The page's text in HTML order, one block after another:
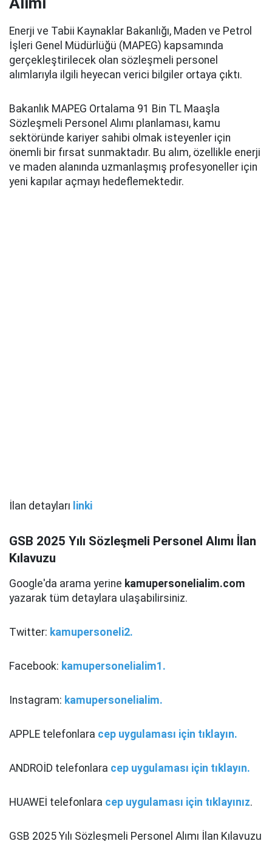
Enerji ve Tabii Kaynaklar Bakanlığı, Maden ve Petrol
İşleri Genel Müdürlüğü (MAPEG) kapsamında
gerçekleştirilecek olan sözleşmeli personel
alımlarıyla ilgili heyecan verici bilgiler ortaya çıktı.
Bakanlık MAPEG Ortalama 91 Bin TL Maaşla
Sözleşmeli Personel Alımı planlaması, kamu
sektöründe kariyer sahibi olmak isteyenler için
önemli bir fırsat sunmaktadır. Bu alım, özellikle enerji
ve maden alanında uzmanlaşmış profesyoneller için
yeni kapılar açmayı hedeflemektedir.
İlan detayları linki
GSB 2025 Yılı Sözleşmeli Personel Alımı İlan
Kılavuzu
Google'da arama yerine kamupersonelialim.com
yazarak tüm detaylara ulaşabilirsiniz.
Twitter: kamupersoneli2.
Facebook: kamupersonelialim1.
Instagram: kamupersonelialim.
APPLE telefonlara cep uygulaması için tıklayın.
ANDROİD telefonlara cep uygulaması için tıklayın.
HUAWEİ telefonlara cep uygulaması için tıklayınız.
GSB 2025 Yılı Sözleşmeli Personel Alımı İlan Kılavuzu